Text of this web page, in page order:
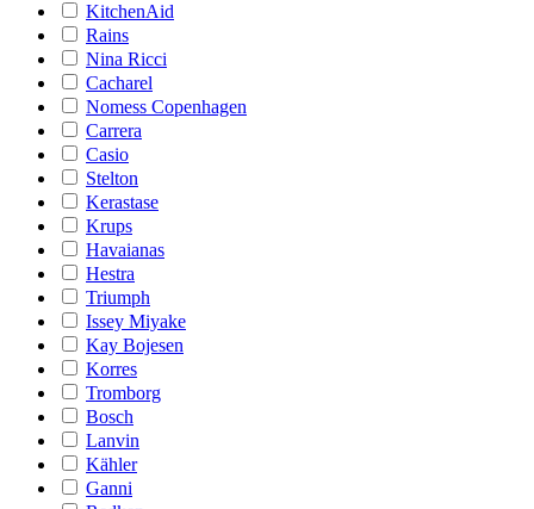
KitchenAid
Rains
Nina Ricci
Cacharel
Nomess Copenhagen
Carrera
Casio
Stelton
Kerastase
Krups
Havaianas
Hestra
Triumph
Issey Miyake
Kay Bojesen
Korres
Tromborg
Bosch
Lanvin
Kähler
Ganni